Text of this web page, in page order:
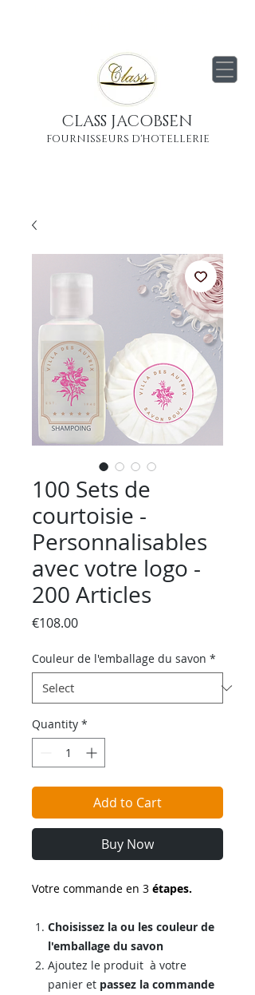
CLASS JACOBSEN
FOURNISSEURS D'HOTELLERIE
100 Sets de
courtoisie -
Personnalisables
avec votre logo -
200 Articles
€108.00Price
Couleur de l'emballage du savon *
Quantity *
Add to Cart
Buy Now
Votre commande en 3 étapes.
Choisissez la ou les couleur de
l'emballage du savon
Ajoutez le produit à votre
panier et passez la commande